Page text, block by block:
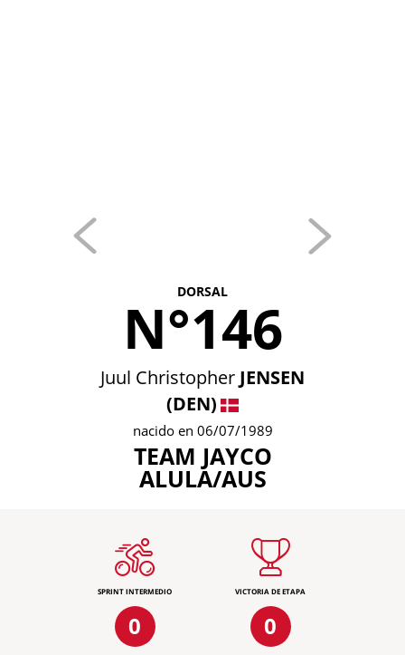
DORSAL
N°146
Juul Christopher JENSEN
(DEN)
nacido en 06/07/1989
TEAM JAYCO
ALULA/AUS
SPRINT INTERMEDIO
0
VICTORIA DE ETAPA
0